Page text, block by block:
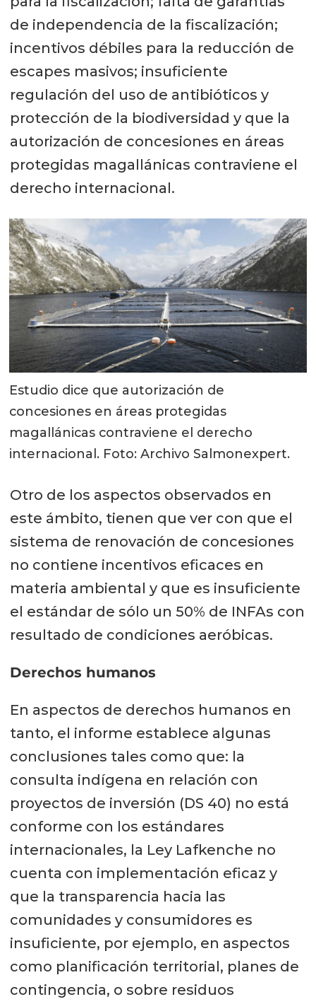
de independencia de la fiscalización;
incentivos débiles para la reducción de
escapes masivos; insuficiente
regulación del uso de antibióticos y
protección de la biodiversidad y que la
autorización de concesiones en áreas
protegidas magallánicas contraviene el
derecho internacional.
Estudio dice que autorización de
concesiones en áreas protegidas
magallánicas contraviene el derecho
internacional. Foto: Archivo Salmonexpert.
Otro de los aspectos observados en
este ámbito, tienen que ver con que el
sistema de renovación de concesiones
no contiene incentivos eficaces en
materia ambiental y que es insuficiente
el estándar de sólo un 50% de INFAs con
resultado de condiciones aeróbicas.
Derechos humanos
En aspectos de derechos humanos en
tanto, el informe establece algunas
conclusiones tales como que: la
consulta indígena en relación con
proyectos de inversión (DS 40) no está
conforme con los estándares
internacionales, la Ley Lafkenche no
cuenta con implementación eficaz y
que la transparencia hacia las
comunidades y consumidores es
insuficiente, por ejemplo, en aspectos
como planificación territorial, planes de
contingencia, o sobre residuos